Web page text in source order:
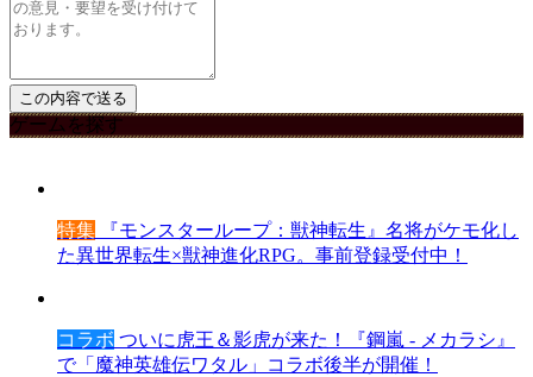
ゲームを探す
特集 『モンスターループ：獣神転生』名将がケモ化し
た異世界転生×獣神進化RPG。事前登録受付中！
コラボ ついに虎王＆影虎が来た！『鋼嵐 - メカラシ』
で「魔神英雄伝ワタル」コラボ後半が開催！